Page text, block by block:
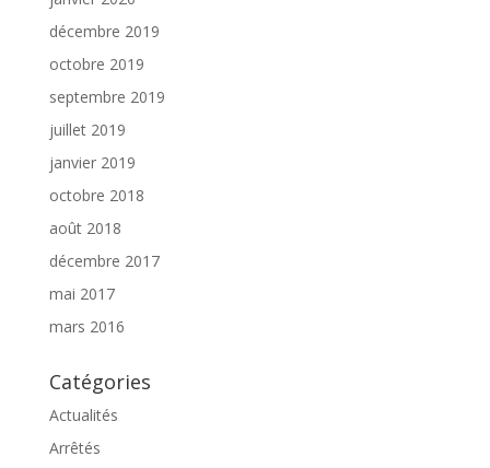
décembre 2019
octobre 2019
septembre 2019
juillet 2019
janvier 2019
octobre 2018
août 2018
décembre 2017
mai 2017
mars 2016
Catégories
Actualités
Arrêtés